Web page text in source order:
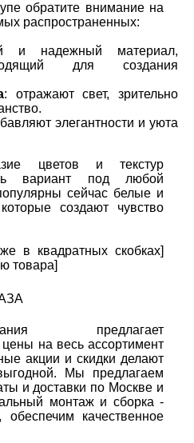
обратите внимание на
распространенных:
и надежный материал,
для создания
: отражают свет, зрительно
элегантности и уюта
цветов и текстур
вариант под любой
сейчас белые и
создают чувство
в квадратных скобках]
товара]
предлагает
на весь ассортимент
акции и скидки делают
Мы предлагаем
и доставки по Москве и
монтаж и сборка -
качественное